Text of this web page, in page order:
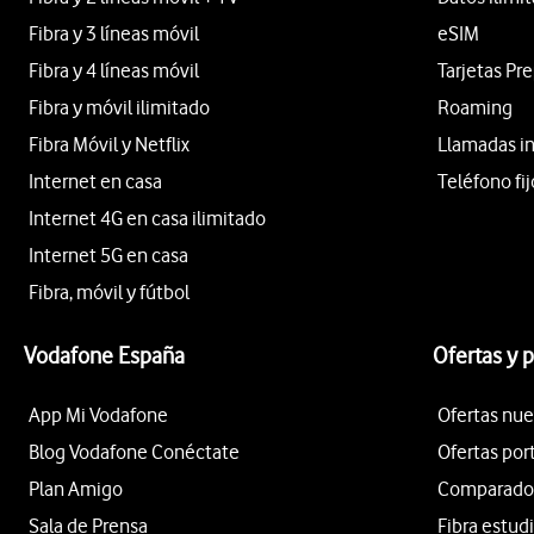
Fibra y 3 líneas móvil
Fibra y 4 líneas móvil
Fibra y móvil ilimitado
Fibra Móvil y Netflix
Internet en casa
Internet 4G en casa ilimitado
Internet 5G en casa
Fibra, móvil y fútbol
eSIM
Tarjetas
Roaming
Llamadas
Teléfono
Vodafone España
App Mi Vodafone
Blog Vodafone Conéctate
Plan Amigo
Sala de Prensa
Ofertas y
Ofertas
Ofertas
Fibra